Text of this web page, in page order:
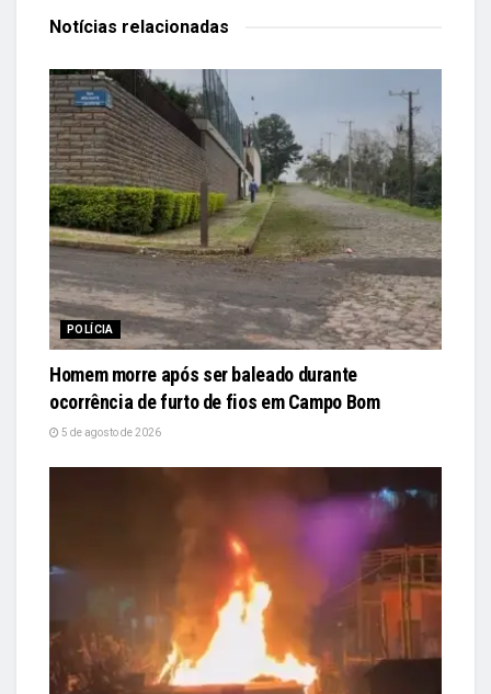
Notícias relacionadas
POLÍCIA
Homem morre após ser baleado durante
ocorrência de furto de fios em Campo Bom
5 de agosto de 2026